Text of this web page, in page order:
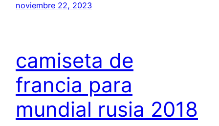
noviembre 22, 2023
camiseta de
francia para
mundial rusia 2018